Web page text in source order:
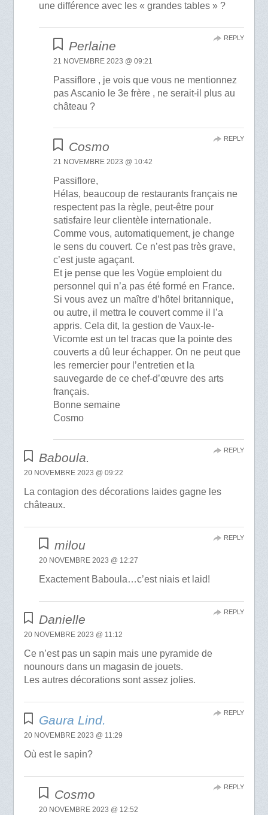
une différence avec les « grandes tables » ?
Perlaine
21 NOVEMBRE 2023 @ 09:21
Passiflore , je vois que vous ne mentionnez
pas Ascanio le 3e frère , ne serait-il plus au
château ?
REPLY
Cosmo
21 NOVEMBRE 2023 @ 10:42
Passiflore,
Hélas, beaucoup de restaurants français ne
respectent pas la règle, peut-être pour
satisfaire leur clientèle internationale.
Comme vous, automatiquement, je change
le sens du couvert. Ce n’est pas très grave,
c’est juste agaçant.
Et je pense que les Vogüe emploient du
personnel qui n’a pas été formé en France.
Si vous avez un maître d’hôtel britannique,
ou autre, il mettra le couvert comme il l’a
appris. Cela dit, la gestion de Vaux-le-
Vicomte est un tel tracas que la pointe des
couverts a dû leur échapper. On ne peut que
les remercier pour l’entretien et la
sauvegarde de ce chef-d’œuvre des arts
français.
Bonne semaine
Cosmo
REPLY
Baboula.
20 NOVEMBRE 2023 @ 09:22
La contagion des décorations laides gagne les
châteaux.
REPLY
milou
20 NOVEMBRE 2023 @ 12:27
Exactement Baboula…c’est niais et laid!
REPLY
Danielle
20 NOVEMBRE 2023 @ 11:12
Ce n’est pas un sapin mais une pyramide de
nounours dans un magasin de jouets.
Les autres décorations sont assez jolies.
REPLY
Gaura Lind.
20 NOVEMBRE 2023 @ 11:29
Où est le sapin?
REPLY
Cosmo
20 NOVEMBRE 2023 @ 12:52
REPLY